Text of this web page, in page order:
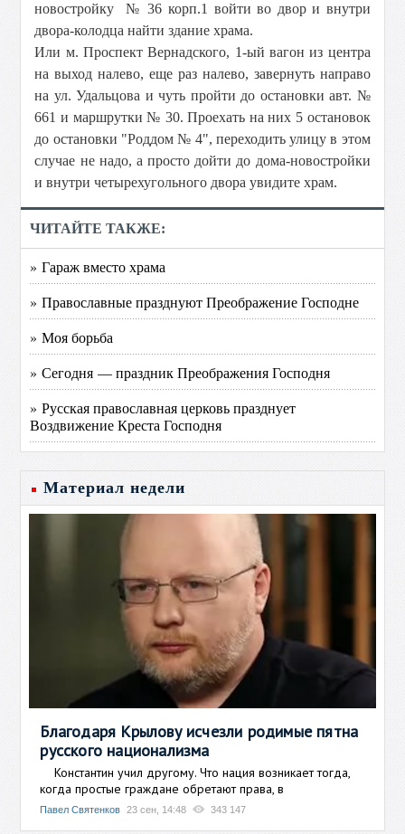
новостройку № 36 корп.1 войти во двор и внутри
двора-колодца найти здание храма.
Или м. Проспект Вернадского, 1-ый вагон из центра
на выход налево, еще раз налево, завернуть направо
на ул. Удальцова и чуть пройти до остановки авт. №
661 и маршрутки № 30. Проехать на них 5 остановок
до остановки "Роддом № 4", переходить улицу в этом
случае не надо, а просто дойти до дома-новостройки
и внутри четырехугольного двора увидите храм.
ЧИТАЙТЕ ТАКЖЕ:
» Гараж вместо храма
» Православные празднуют Преображение Господне
» Моя борьба
» Сегодня — праздник Преображения Господня
» Русская православная церковь празднует
Воздвижение Креста Господня
Материал недели
Благодаря Крылову исчезли родимые пятна
русского национализма
Константин учил другому. Что нация возникает тогда,
когда простые граждане обретают права, в
Павел Святенков 23 сен, 14:48 343 147